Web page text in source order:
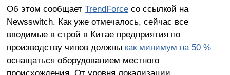
Об этом сообщает TrendForceсо ссылкой на
Newsswitch. Как уже отмечалось, сейчас все
вводимые в строй в Китае предприятия по
производству чипов должны как минимум на 50 %
оснащаться оборудованием местного
происхождения. От уровня локализации